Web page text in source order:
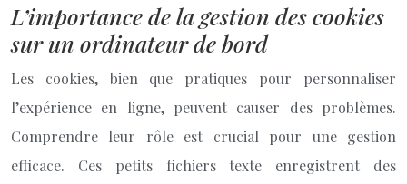
L’importance de la gestion des cookies
sur un ordinateur de bord
Les cookies, bien que pratiques pour personnaliser
l’expérience en ligne, peuvent causer des problèmes.
Comprendre leur rôle est crucial pour une gestion
efficace. Ces petits fichiers texte enregistrent des